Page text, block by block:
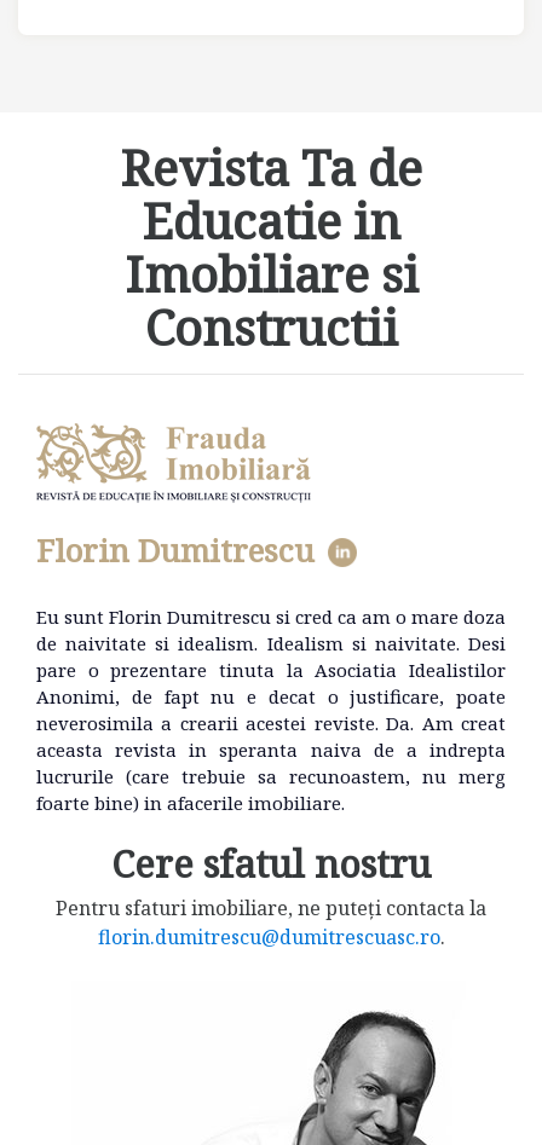
Revista Ta de
Educatie in
Imobiliare si
Constructii
Florin Dumitrescu
Eu sunt Florin Dumitrescu si cred ca am o mare doza
de naivitate si idealism. Idealism si naivitate. Desi
pare o prezentare tinuta la Asociatia Idealistilor
Anonimi, de fapt nu e decat o justificare, poate
neverosimila a crearii acestei reviste. Da. Am creat
aceasta revista in speranta naiva de a indrepta
lucrurile (care trebuie sa recunoastem, nu merg
foarte bine) in afacerile imobiliare.
Cere sfatul nostru
Pentru sfaturi imobiliare, ne puteți contacta la
florin.dumitrescu@dumitrescuasc.ro.